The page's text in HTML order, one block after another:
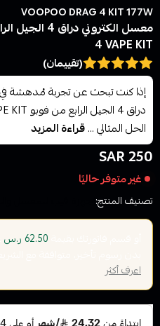
VOOPOO DRAG 4 KIT 177W
4 VAPE KIT
(تقييمان)
إذا كنت تبحث عن تجربة مُدهشة
الحل المثالي ...قراءة المزيد
250 SAR
غير متوفر حاليًا
تصنيف المنتج:
62.50 ر.س
اعرف أكثر